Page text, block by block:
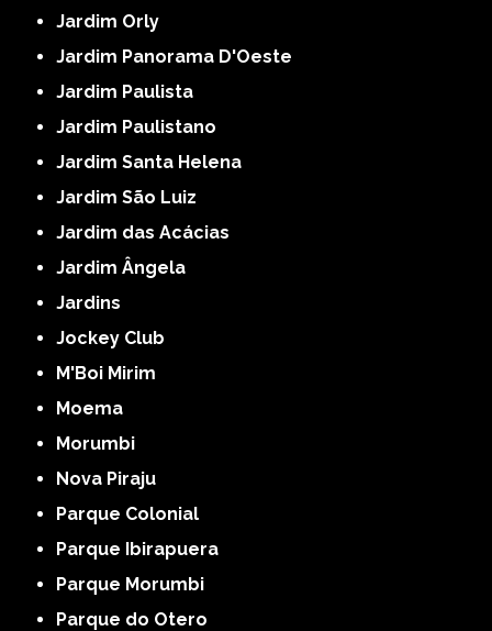
Jardim Orly
Jardim Panorama D'Oeste
Jardim Paulista
Jardim Paulistano
Jardim Santa Helena
Jardim São Luiz
Jardim das Acácias
Jardim Ângela
Jardins
Jockey Club
M'Boi Mirim
Moema
Morumbi
Nova Piraju
Parque Colonial
Parque Ibirapuera
Parque Morumbi
Parque do Otero